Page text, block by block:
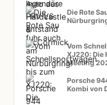
Die Rote
Vom
XJ220: Die
Meeting
Porsche
Kombi von